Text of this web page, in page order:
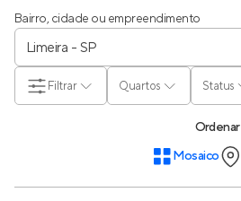
Bairro, cidade ou empreendimento
Quartos Status
Filtrar
Ordenar
Mosaico